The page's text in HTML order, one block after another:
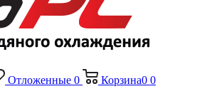
Отложенные 0 Корзина0 0